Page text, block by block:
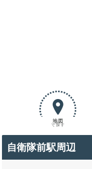
地図
で探す
自衛隊前駅周辺